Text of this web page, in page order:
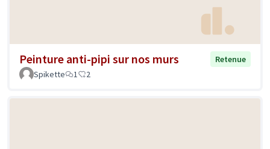
Peinture anti-pipi sur nos murs
Retenue
Spikette
1 2